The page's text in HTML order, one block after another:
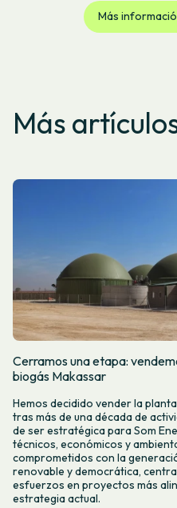
Más
Más
Cerramos una etapa:
biogás Makassar
Hemos decidido vender la
tras más de una década de
de ser estratégica para Som
técnicos, económicos y
comprometidos con la
renovable y democrática,
esfuerzos en proyectos más
estrategia actual.